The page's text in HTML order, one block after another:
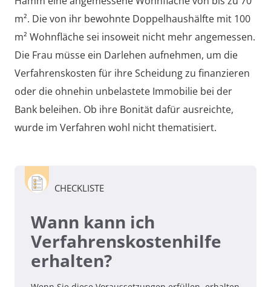
m². Die von ihr bewohnte Doppelhaushälfte mit 100
m² Wohnfläche sei insoweit nicht mehr angemessen.
Die Frau müsse ein Darlehen aufnehmen, um die
Verfahrenskosten für ihre Scheidung zu finanzieren
oder die ohnehin unbelastete Immobilie bei der
Bank beleihen. Ob ihre Bonität dafür ausreichte,
wurde im Verfahren wohl nicht thematisiert.
CHECKLISTE
Wann kann ich
Verfahrenskostenhilfe
erhalten?